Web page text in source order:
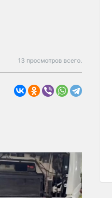
13 просмотров всего.